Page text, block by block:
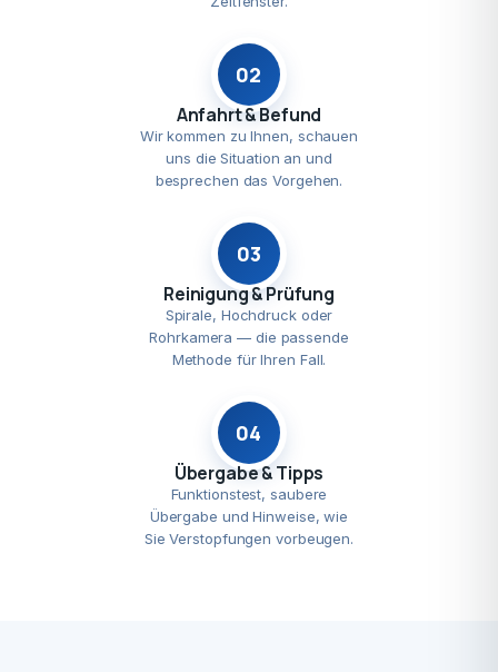
02
Anfahrt & Befund
Wir kommen zu Ihnen, schauen
uns die Situation an und
besprechen das Vorgehen.
03
Reinigung & Prüfung
Spirale, Hochdruck oder
Rohrkamera — die passende
Methode für Ihren Fall.
04
Übergabe & Tipps
Funktionstest, saubere
Übergabe und Hinweise, wie
Sie Verstopfungen vorbeugen.